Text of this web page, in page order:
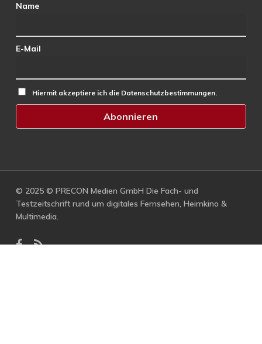
Name
E-Mail
Hiermit akzeptiere ich die Datenschutzbestimmungen.
© 2025 © PRECON Medien GmbH Die Fach- und
Testzeitschrift rund um digitales Fernsehen, Heimkino &
Multimedia.
facebook
RSS